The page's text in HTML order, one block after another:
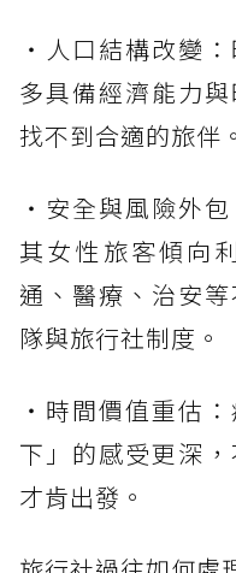
・人口結構改變
多具備經濟能力
找不到合適的旅伴。
・安全與風險外
其女性旅客傾向
通、醫療、治安
隊與旅行社制度。
・時間價值重估
下」的感受更深
才肯出發。